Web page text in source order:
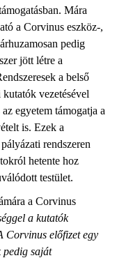
Mára
a Corvinus eszköz-,
pedig
jött létre a
a belső
vezetésével
egyetem támogatja a
is. Ezek a
rendszeren
hetente hoz
testület.
a Corvinus
a kutatók
Corvinus előfizet egy
pedig saját